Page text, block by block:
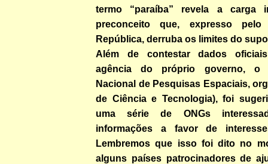
termo “paraíba” revela a carga
preconceito que, expresso pelo
República, derruba os limites do
Além de contestar dados
agência do próprio governo, o
Nacional de Pesquisas Espaciais,
de Ciência e Tecnologia), foi
uma série de ONGs
informações a favor de
Lembremos que isso foi dito no
alguns países patrocinadores de